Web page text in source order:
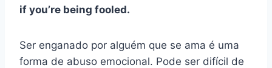
if you’re being fooled.
Ser enganado por alguém que se ama é uma
forma de abuso emocional. Pode ser difícil de